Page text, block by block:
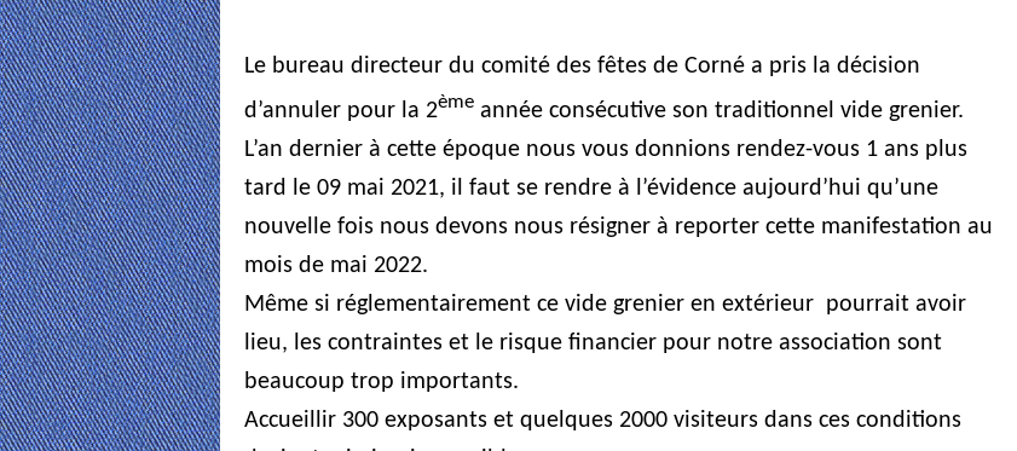
Le bureau directeur du comité des fêtes de Corné a pris la décision
d’annuler pour la 2ème année consécutive son traditionnel vide grenier.
L’an dernier à cette époque nous vous donnions rendez-vous 1 ans plus
tard le 09 mai 2021, il faut se rendre à l’évidence aujourd’hui qu’une
nouvelle fois nous devons nous résigner à reporter cette manifestation au
mois de mai 2022.
Même si réglementairement ce vide grenier en extérieur pourrait avoir
lieu, les contraintes et le risque financier pour notre association sont
beaucoup trop importants.
Accueillir 300 exposants et quelques 2000 visiteurs dans ces conditions